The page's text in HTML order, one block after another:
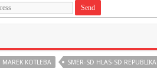
MAREK KOTLEBA SMER-SD HLAS-SD REPUBLIKA